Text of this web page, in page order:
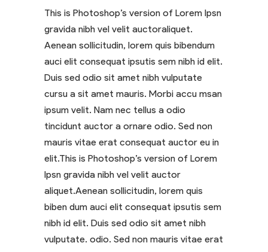
This is Photoshop’s version of Lorem Ipsn
gravida nibh vel velit auctoraliquet.
Aenean sollicitudin, lorem quis bibendum
auci elit consequat ipsutis sem nibh id elit.
Duis sed odio sit amet nibh vulputate
cursu a sit amet mauris. Morbi accu msan
ipsum velit. Nam nec tellus a odio
tincidunt auctor a ornare odio. Sed non
mauris vitae erat consequat auctor eu in
elit.This is Photoshop’s version of Lorem
Ipsn gravida nibh vel velit auctor
aliquet.Aenean sollicitudin, lorem quis
biben dum auci elit consequat ipsutis sem
nibh id elit. Duis sed odio sit amet nibh
vulputate. odio. Sed non mauris vitae erat